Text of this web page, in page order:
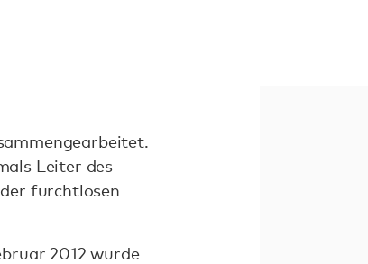
Leiter des
furchtlosen
2012 wurde